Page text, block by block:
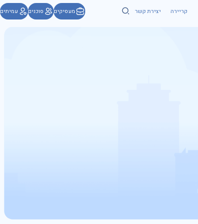
מעסיקים סוכנים עמיתים קריירה יצירת קשר